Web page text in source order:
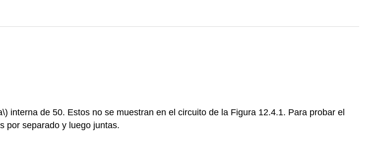
interna de 50. Estos no se muestran en el circuito de la Figura 12.4.1. Para probar el
por separado y luego juntas.